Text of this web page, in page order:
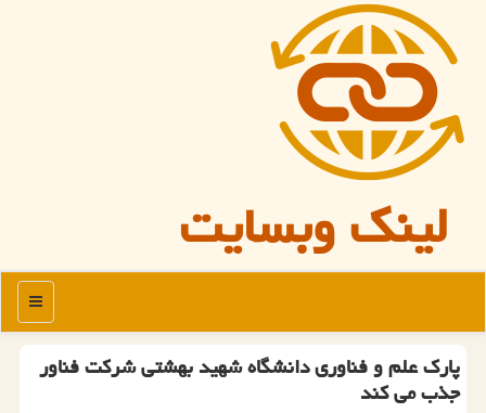
لینک وبسایت
منو
پارك علم و فناوری دانشگاه شهید بهشتی شركت فناور
جذب می كند